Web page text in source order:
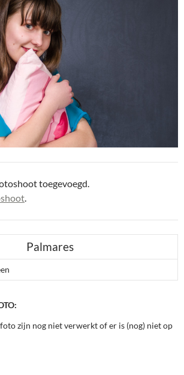
toegevoegd.
Palmares
zijn nog niet verwerkt of er is (nog) niet op